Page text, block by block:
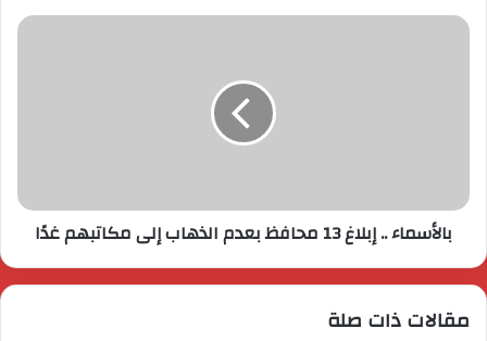
بالأسماء .. إبلاغ 13 محافظ بعدم الذهاب إلى مكاتبهم غدًا
مقالات ذات صلة